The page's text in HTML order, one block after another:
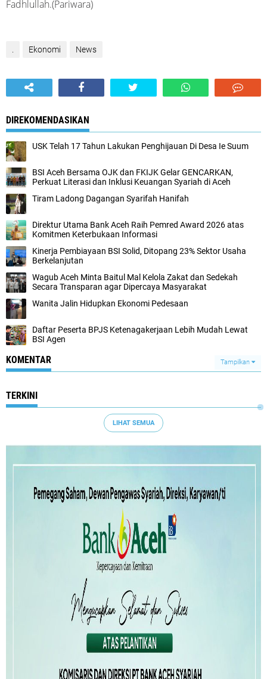
Fadhlullah.(Pariwara)
Ekonomi News
DIREKOMENDASIKAN
USK Telah 17 Tahun Lakukan Penghijauan Di Desa Ie Suum
BSI Aceh Bersama OJK dan FKIJK Gelar GENCARKAN,
Perkuat Literasi dan Inklusi Keuangan Syariah di Aceh
Tiram Ladong Dagangan Syarifah Hanifah
Direktur Utama Bank Aceh Raih Pemred Award 2026 atas
Komitmen Keterbukaan Informasi
Kinerja Pembiayaan BSI Solid, Ditopang 23% Sektor Usaha
Berkelanjutan
Wagub Aceh Minta Baitul Mal Kelola Zakat dan Sedekah
Secara Transparan agar Dipercaya Masyarakat
Wanita Jalin Hidupkan Ekonomi Pedesaan
Daftar Peserta BPJS Ketenagakerjaan Lebih Mudah Lewat
BSI Agen
KOMENTAR Tampilkan
TERKINI
LIHAT SEMUA